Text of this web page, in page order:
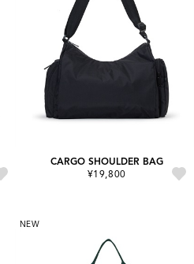
CARGO SHOULDER BAG
¥19,800
NEW